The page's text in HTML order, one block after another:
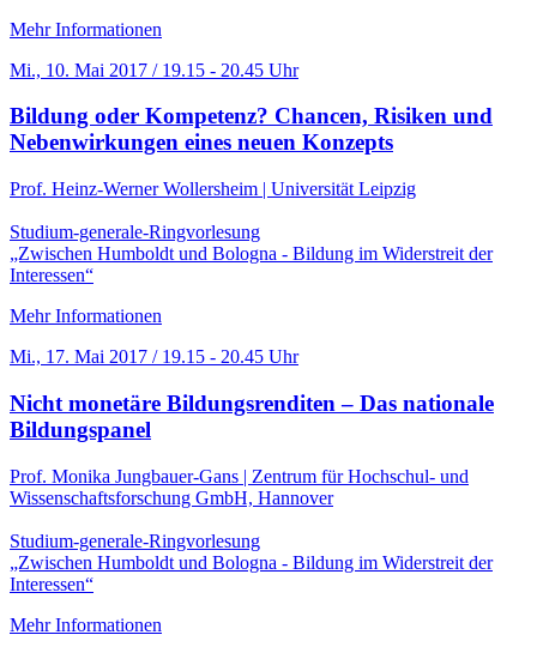
Mehr Informationen
Mi., 10. Mai 2017 / 19.15 - 20.45 Uhr
Bildung oder Kompetenz? Chancen, Risiken und
Nebenwirkungen eines neuen Konzepts
Prof. Heinz-Werner Wollersheim | Universität Leipzig
Studium-generale-Ringvorlesung
„Zwischen Humboldt und Bologna - Bildung im Widerstreit der
Interessen“
Mehr Informationen
Mi., 17. Mai 2017 / 19.15 - 20.45 Uhr
Nicht monetäre Bildungsrenditen – Das nationale
Bildungspanel
Prof. Monika Jungbauer-Gans | Zentrum für Hochschul- und
Wissenschaftsforschung GmbH, Hannover
Studium-generale-Ringvorlesung
„Zwischen Humboldt und Bologna - Bildung im Widerstreit der
Interessen“
Mehr Informationen